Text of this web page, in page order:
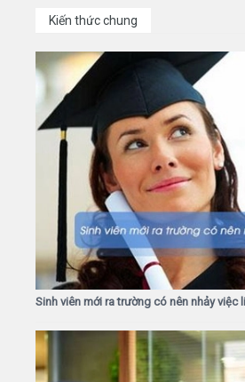
Kiến thức chung
Sinh viên mới ra trường có nên nhảy việc